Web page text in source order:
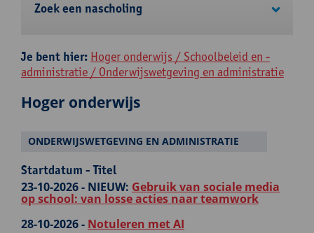
Zoek een nascholing
Je bent hier: Hoger onderwijs / Schoolbeleid en -
administratie / Onderwijswetgeving en administratie
Hoger onderwijs
ONDERWIJSWETGEVING EN ADMINISTRATIE
Startdatum - Titel
23-10-2026 - NIEUW: Gebruik van sociale media
op school: van losse acties naar teamwork
28-10-2026 - Notuleren met AI